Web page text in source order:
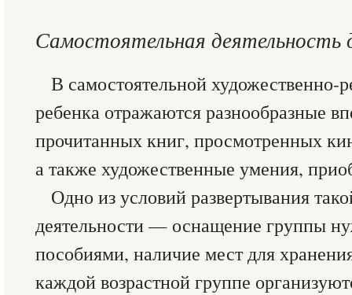
Самостоятельная деятельность
В самостоятельной художественно-
ребенка отражаются разнообразные
прочитанных книг, просмотренных
а также художественные умения,
Одно из условий развертывания
деятельности — оснащение группы
пособиями, наличие мест для
каждой возрастной группе